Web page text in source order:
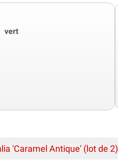
vert
'Caramel Antique' (lot de 2)